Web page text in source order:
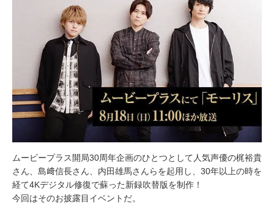
ムービープラス開局30周年企画のひとつとして人気声優の梶裕貴
さん、島﨑信長さん、内田雄馬さんらを起用し、30年以上の時を
経て4Kデジタル修復で蘇った新録吹替版を制作！
今回はそのお披露目イベントだ。